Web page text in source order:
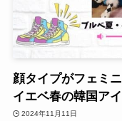
顔タイプがフェミ
イエベ春の韓国ア
2024年11月11日